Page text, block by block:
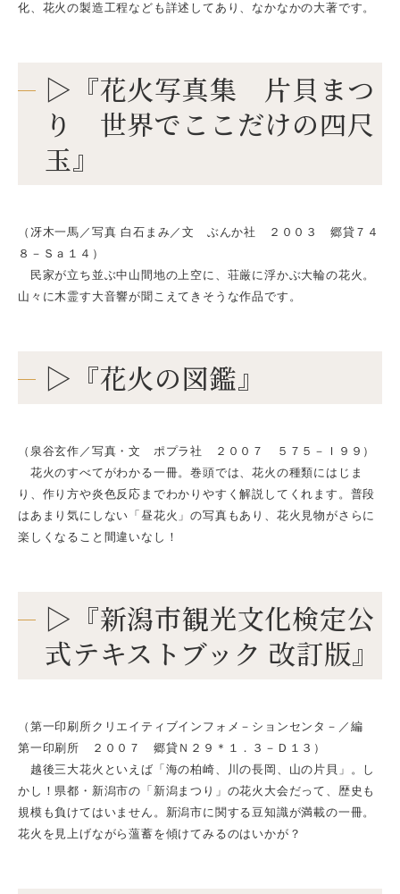
化、花火の製造工程なども詳述してあり、なかなかの大著です。
▷『花火写真集 片貝まつ
り 世界でここだけの四尺
玉』
（冴木一馬／写真 白石まみ／文 ぶんか社 ２００３ 郷貸７４
８－Ｓａ１４）
民家が立ち並ぶ中山間地の上空に、荘厳に浮かぶ大輪の花火。
山々に木霊す大音響が聞こえてきそうな作品です。
▷『花火の図鑑』
（泉谷玄作／写真・文 ポプラ社 ２００７ ５７５－Ｉ９９）
花火のすべてがわかる一冊。巻頭では、花火の種類にはじま
り、作り方や炎色反応までわかりやすく解説してくれます。普段
はあまり気にしない「昼花火」の写真もあり、花火見物がさらに
楽しくなること間違いなし！
▷『新潟市観光文化検定公
式テキストブック 改訂版』
（第一印刷所クリエイティブインフォメ－ションセンタ－／編
第一印刷所 ２００７ 郷貸Ｎ２９＊１．３－Ｄ１３）
越後三大花火といえば「海の柏崎、川の長岡、山の片貝」。し
かし！県都・新潟市の「新潟まつり」の花火大会だって、歴史も
規模も負けてはいません。新潟市に関する豆知識が満載の一冊。
花火を見上げながら薀蓄を傾けてみるのはいかが？